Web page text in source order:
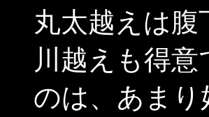
丸太越えは
川越えも得
のは、あま